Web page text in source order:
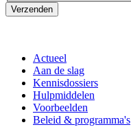
Verzenden
Actueel
Aan de slag
Kennisdossiers
Hulpmiddelen
Voorbeelden
Beleid & programma's